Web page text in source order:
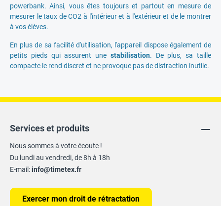
powerbank. Ainsi, vous êtes toujours et partout en mesure de
mesurer le taux de CO2 à l'intérieur et à l'extérieur et de le montrer
à vos élèves.
En plus de sa facilité d'utilisation, l'appareil dispose également de
petits pieds qui assurent une stabilisation. De plus, sa taille
compacte le rend discret et ne provoque pas de distraction inutile.
Services et produits
Nous sommes à votre écoute !
Du lundi au vendredi, de 8h à 18h
E-mail:info@timetex.fr
Exercer mon droit de rétractation